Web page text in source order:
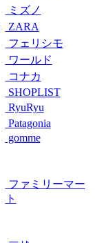
ミズノ
ZARA
フェリシモ
ワールド
コナカ
SHOPLIST
RyuRyu
Patagonia
gomme
ファミリーマー
ト